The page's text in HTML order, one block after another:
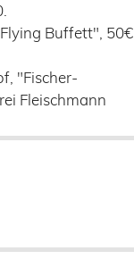
Buffett", 50€
"Fischer-
Fleischmann